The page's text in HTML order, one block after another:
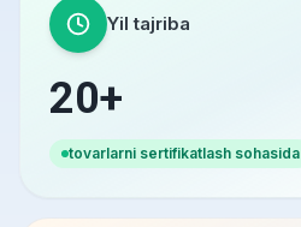
Yil tajriba
20+
tovarlarni sertifikatlash sohasida